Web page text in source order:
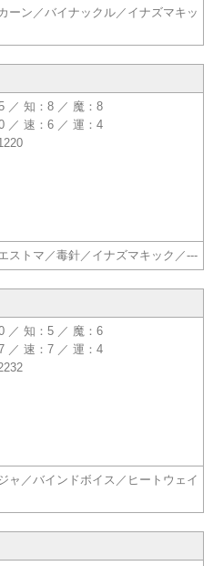
ーン／バイナックル／イナズマキッ
／ 知：8 ／ 魔：8
／ 速：6 ／ 運：4
ストマ／毒針／イナズマキック／---
／ 知：5 ／ 魔：6
／ 速：7 ／ 運：4
ャ／バインドボイス／ヒートウェイ